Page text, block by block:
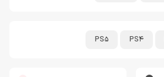
PS4
PS5